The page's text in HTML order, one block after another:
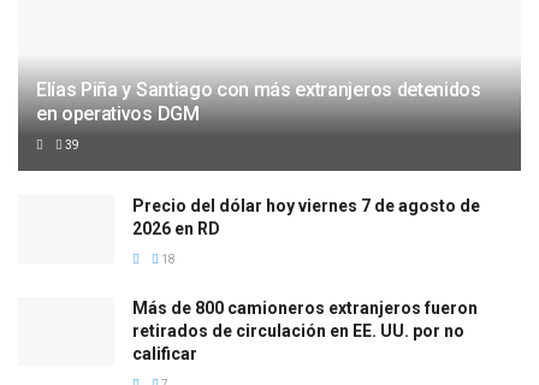
Elías Piña y Santiago con más extranjeros detenidos
en operativos DGM
39
Precio del dólar hoy viernes 7 de agosto de
2026 en RD
18
Más de 800 camioneros extranjeros fueron
retirados de circulación en EE. UU. por no
calificar